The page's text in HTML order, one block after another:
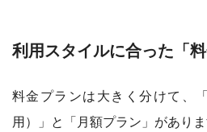
利用スタイルに合った「
料金プランは大きく分けて、
用）」と「月額プラン」がありま